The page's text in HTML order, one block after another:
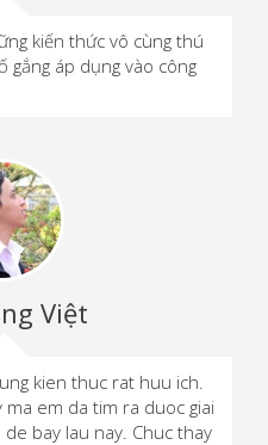
kiến thức vô cùng thú
gắng áp dụng vào công
Việt
kien thuc rat huu ich.
em da tim ra duoc giai
bay lau nay. Chuc thay